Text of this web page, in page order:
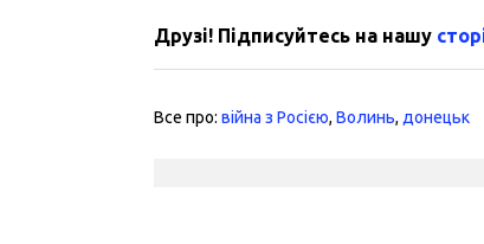
Друзі! Підписуйтесь на нашу
Все про:війна з Росією,Волинь, донецьк